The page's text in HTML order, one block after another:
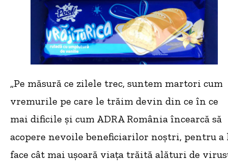
„Pe măsură ce zilele trec, suntem martori cum
vremurile pe care le trăim devin din ce în ce
mai dificile și cum ADRA România încearcă să
acopere nevoile beneficiarilor noștri, pentru a
face cât mai ușoară viața trăită alături de